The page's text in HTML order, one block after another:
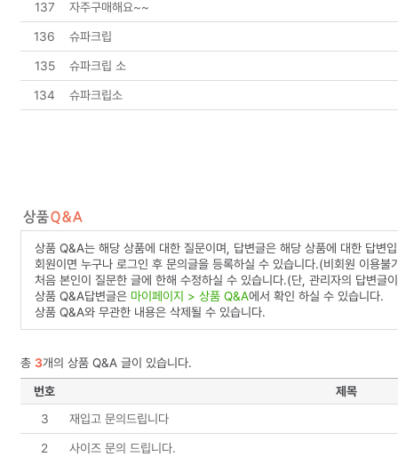
137 자주구매해요~~
136 슈파크립
135 슈파크립 소
134 슈파크립소
상품 Q&A는 해당 상품에 대한 질문이며, 답변글은 해당 상품에 대한 답변
회원이면 누구나 로그인 후 문의글을 등록하실 수 있습니다.(비회원 이용불
처음 본인이 질문한 글에 한해 수정하실 수 있습니다.(단, 관리자의 답변글
상품 Q&A답변글은 마이페이지 > 상품 Q&A에서 확인 하실 수 있습니다.
상품 Q&A와 무관한 내용은 삭제될 수 있습니다.
총 3개의 상품 Q&A 글이 있습니다.
번호
제목
3
재입고 문의드립니다
2 사이즈 문의 드립니다.